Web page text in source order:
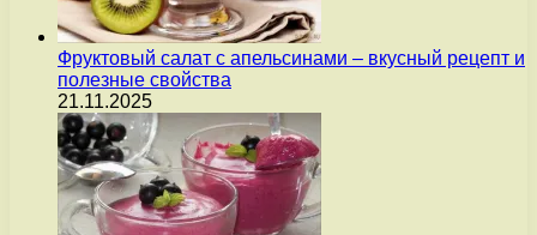
Фруктовый салат с апельсинами – вкусный рецепт и
полезные свойства
21.11.2025